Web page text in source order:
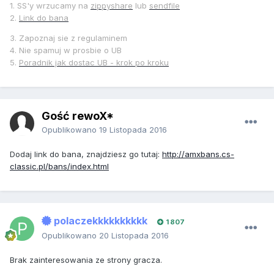
1. SS'y wrzucamy na zippyshare lub sendfile
2. Link do bana
3. Zapoznaj sie z regulaminem
4. Nie spamuj w prosbie o UB
5. Poradnik jak dostac UB - krok po kroku
Gość rewoX*
Opublikowano 19 Listopada 2016
Dodaj link do bana, znajdziesz go tutaj: http://amxbans.cs-
classic.pl/bans/index.html
polaczekkkkkkkkkk 1 807
Opublikowano 20 Listopada 2016
Brak zainteresowania ze strony gracza.